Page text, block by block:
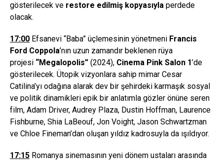
gösterilecek ve restore edilmiş kopyasıyla perdede
olacak.
17:00 Efsanevi “Baba” üçlemesinin yönetmeni Francis
Ford Coppola’nın uzun zamandır beklenen rüya
projesi “Megalopolis” (2024), Cinema Pink Salon 1’de
gösterilecek. Ütopik vizyonlara sahip mimar Cesar
Catilina’yı odağına alarak dev bir şehirdeki karmaşık sosyal
ve politik dinamikleri epik bir anlatımla gözler önüne seren
film, Adam Driver, Audrey Plaza, Dustin Hoffman, Laurence
Fishburne, Shia LaBeouf, Jon Voight, Jason Schwartzman
ve Chloe Fineman’dan oluşan yıldız kadrosuyla da ışıldıyor.
17:15 Romanya sinemasının yeni dönem ustaları arasında